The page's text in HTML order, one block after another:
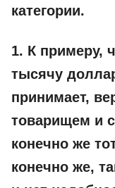
категории.
1. К примеру,
тысячу
принимает,
товарищем и
конечно же
конечно же,